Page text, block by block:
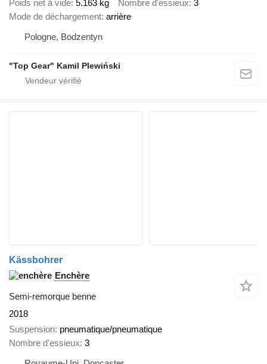
Poids net à vide 5.163 kg Nombre d'essieux 3
Mode de déchargement arrière
Pologne, Bodzentyn
"Top Gear" Kamil Plewiński
Kässbohrer
Enchère
Semi-remorque benne
2018
Suspension pneumatique/pneumatique
Nombre d'essieux 3